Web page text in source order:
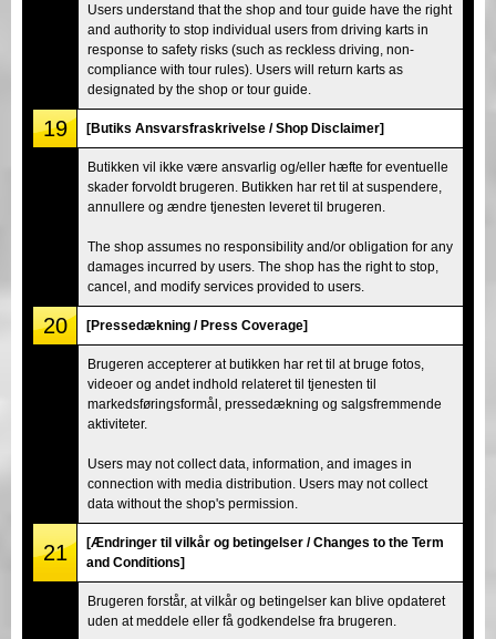
Users understand that the shop and tour guide have the right
and authority to stop individual users from driving karts in
response to safety risks (such as reckless driving, non-
compliance with tour rules). Users will return karts as
designated by the shop or tour guide.
19 [Butiks Ansvarsfraskrivelse / Shop Disclaimer]
Butikken vil ikke være ansvarlig og/eller hæfte for eventuelle
skader forvoldt brugeren. Butikken har ret til at suspendere,
annullere og ændre tjenesten leveret til brugeren.
The shop assumes no responsibility and/or obligation for any
damages incurred by users. The shop has the right to stop,
cancel, and modify services provided to users.
20 [Pressedækning / Press Coverage]
Brugeren accepterer at butikken har ret til at bruge fotos,
videoer og andet indhold relateret til tjenesten til
markedsføringsformål, pressedækning og salgsfremmende
aktiviteter.
Users may not collect data, information, and images in
connection with media distribution. Users may not collect
data without the shop's permission.
21
[Ændringer til vilkår og betingelser / Changes to the Term
and Conditions]
Brugeren forstår, at vilkår og betingelser kan blive opdateret
uden at meddele eller få godkendelse fra brugeren.